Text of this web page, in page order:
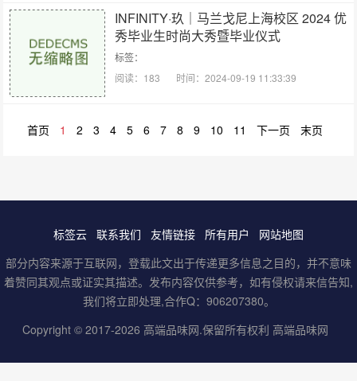
INFINITY·玖｜马兰戈尼上海校区 2024 优
秀毕业⽣时尚⼤秀暨毕业仪式
标签：
阅读：183
时间：2024-09-19 11:33:39
首页 1 2 3 4 5 6 7 8 9 10 11 下一页 末页
标签云 联系我们 友情链接 所有用户
网站地图
部分内容来源于互联网，登载此文出于传递更多信息之目的，并不意味
着赞同其观点或证实其描述。发布内容仅供参考，如有侵权请来信告知,
我们将立即处理,合作Q：906207380。
Copyright © 2017-2026 高端品味网.保留所有权利 高端品味网